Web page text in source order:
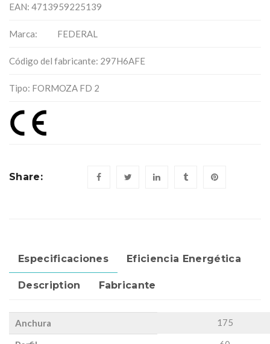
EAN: 4713959225139
Marca: FEDERAL
Código del fabricante: 297H6AFE
Tipo: FORMOZA FD 2
Share:
Especificaciones Eficiencia Energética
Description Fabricante
Anchura 175